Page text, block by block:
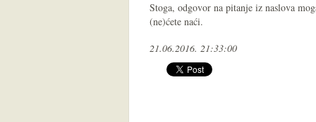
Stoga, odgovor na pitanje iz naslova
(ne)ćete naći.
21.06.2016. 21:33:00